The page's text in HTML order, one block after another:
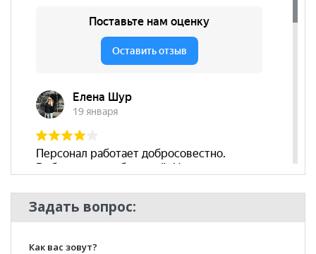
нет
да
Бренд
Hit divan
Стиль
Современный
Комната
Задать вопрос:
Как вас зовут?